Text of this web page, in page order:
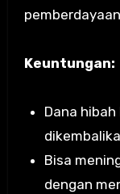
Keuntungan:
Dana
Bisa
dengan